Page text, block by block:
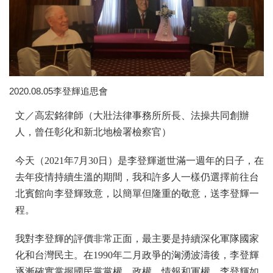
2020.08.05李登輝追思會
文／高宏銘律師（大壯法律事務所所長、法操共同創辦
人，曾任彰化和新北地檢署檢察官）
今天（2021年7月30日）是李登輝逝世滿一週年的日子，在
去年疫情持續生溫的期間，我和許多人一樣仍選擇前往台
北賓館向李登輝致意，以簡單但隆重的敬意，送李登輝一
程。
我對李登輝的評價非常正面，最主要是持續深化軍隊國家
化和台灣民主。在1990年二月政爭的洶湧波濤後，李登輝